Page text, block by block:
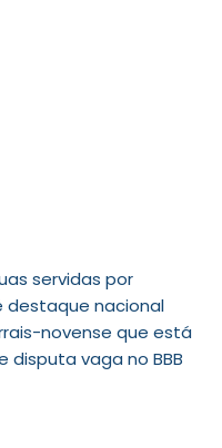
servidas por
destaque nacional
novense que está
disputa vaga no BBB